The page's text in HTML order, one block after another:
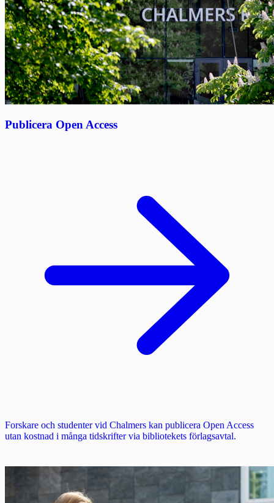
Publicera Open Access
Forskare och studenter vid Chalmers kan publicera Open Access
utan kostnad i många tidskrifter via bibliotekets förlagsavtal.